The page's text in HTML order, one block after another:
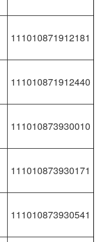
111010871912181
111010871912440
111010873930010
111010873930171
111010873930541